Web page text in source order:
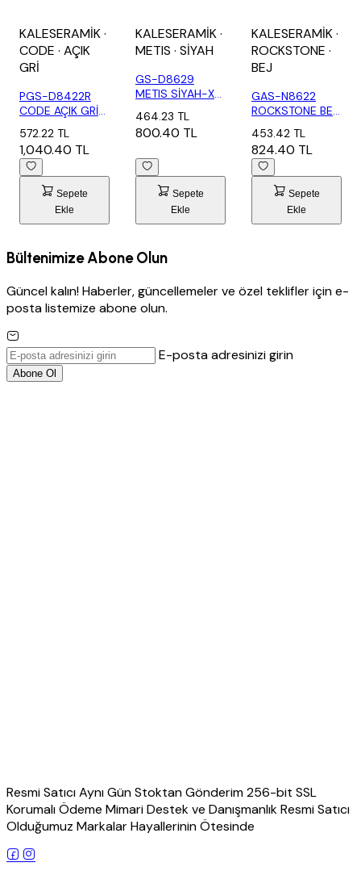
KALESERAMİK·
CODE · AÇIK
GRİ
PGS-D8422R
CODE AÇIK GRİ
RE...
572.22 TL
1,040.40 TL
Sepete
Ekle
KALESERAMİK·
METIS · SİYAH
GS-D8629
METIS SİYAH-X
464.23 TL
800.40 TL
Sepete
Ekle
KALESERAMİK·
ROCKSTONE ·
BEJ
GAS-N8622
ROCKSTONE BEJ
M2...
453.42 TL
824.40 TL
Sepete
Ekle
Bültenimize Abone Olun
Güncel kalın! Haberler, güncellemeler ve özel teklifler için e-
posta listemize abone olun.
E-posta adresinizi girin
Abone Ol
Resmi Satıcı Aynı Gün Stoktan Gönderim 256-bit SSL
Korumalı Ödeme Mimari Destek ve Danışmanlık Resmi Satıcı
Olduğumuz Markalar Hayallerinin Ötesinde